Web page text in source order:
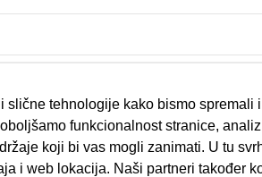
slične tehnologije kako bismo spremali
funkcionalnost stranice,
koji bi vas mogli zanimati. U tu
i web lokacija. Naši partneri također